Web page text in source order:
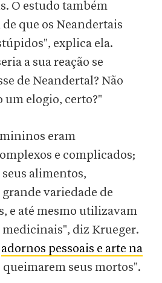
O estudo também
que os Neandertais
explica ela.
a sua reação se
de Neandertal? Não
um elogio, certo?"
eram
e complicados;
alimentos,
variedade de
e até mesmo utilizavam
diz Krueger.
adornos pessoais e arte na
queimarem seus mortos".